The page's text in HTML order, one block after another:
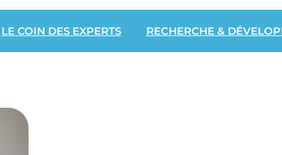
LE COIN DES EXPERTS RECHERCHE &